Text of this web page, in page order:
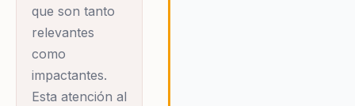
que son tanto
relevantes
como
impactantes.
Esta atención al